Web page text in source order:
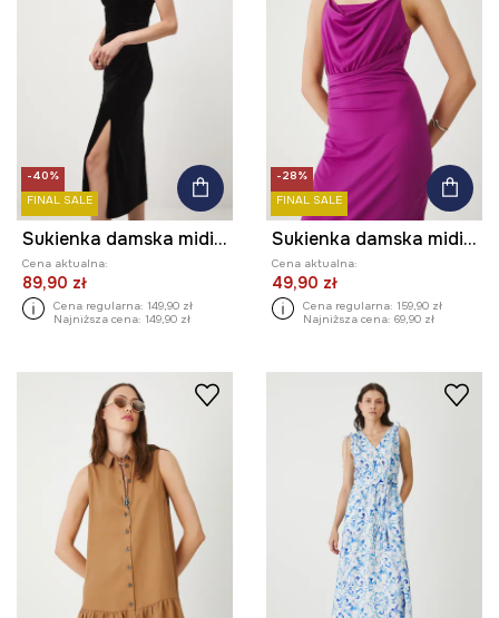
-40%
FINAL SALE
Sukienka damska midi welurowa
Cena aktualna:
89,90 zł
Cena regularna: 149,90 zł
Najniższa cena: 149,90 zł
-28%
FINAL SALE
Sukienka damska midi gładka
Cena aktualna:
49,90 zł
Cena regularna: 159,90 zł
Najniższa cena: 69,90 zł